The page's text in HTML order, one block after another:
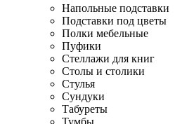
Напольные подставки
Подставки под цветы
Полки мебельные
Пуфики
Стеллажи для книг
Столы и столики
Стулья
Сундуки
Табуреты
Тумбы